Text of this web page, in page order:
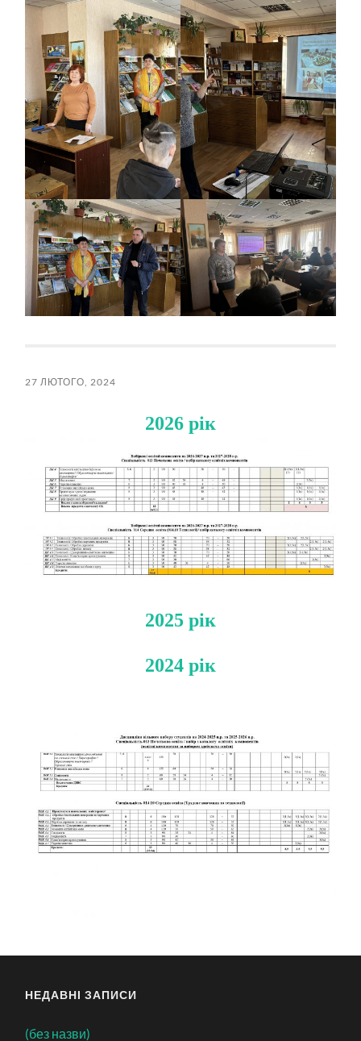
27 ЛЮТОГО, 2024
2026 рік
2025 рік
2024 рік
НЕДАВНІ ЗАПИСИ
(без назви)